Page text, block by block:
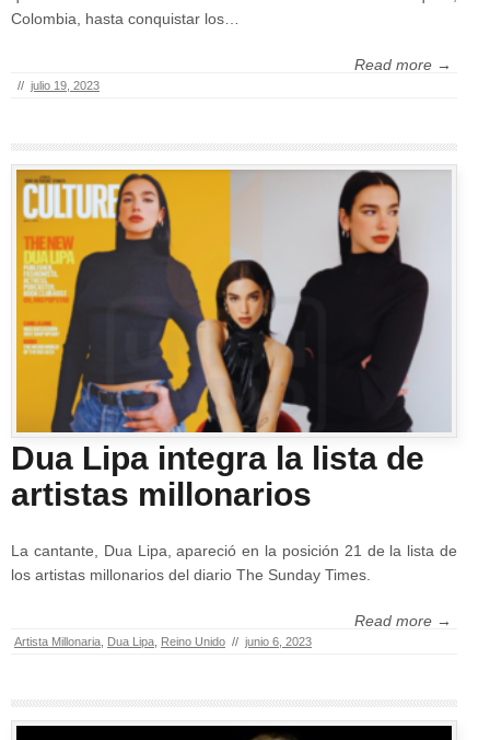
Colombia, hasta conquistar los…
Read more →
// julio 19, 2023
Dua Lipa integra la lista de
artistas millonarios
La cantante, Dua Lipa, apareció en la posición 21 de la lista de
los artistas millonarios del diario The Sunday Times.
Read more →
Artista Millonaria Dua Lipa Reino Unido // junio 6, 2023